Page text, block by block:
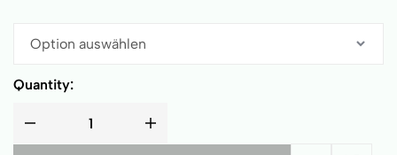
Quantity: